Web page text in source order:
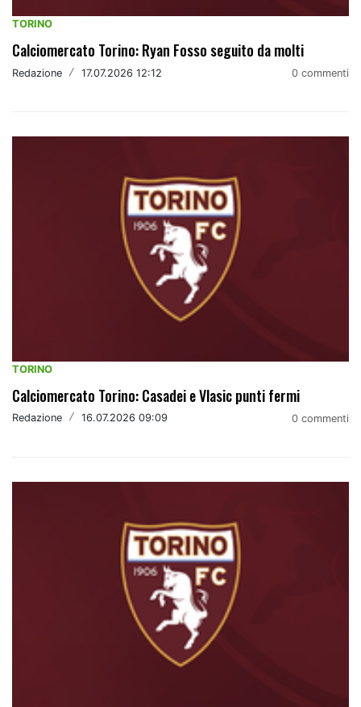
TORINO
Calciomercato Torino: Ryan Fosso seguito da molti
Redazione / 17.07.2026 12:12 0 commenti
TORINO
Calciomercato Torino: Casadei e Vlasic punti fermi
Redazione / 16.07.2026 09:09 0 commenti